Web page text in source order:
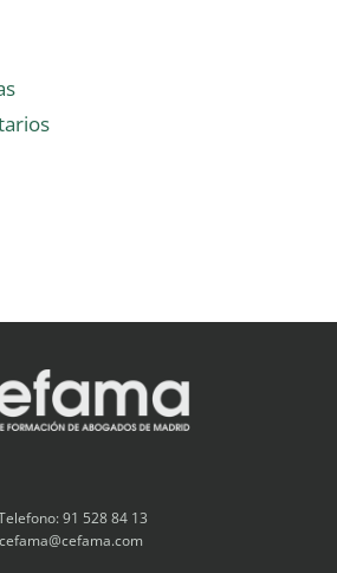
91 528 84 13
cefama@cefama.com